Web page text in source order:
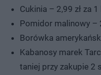
Cukinia – 2,99 zł za
Pomidor malinowy –
Borówka
Kabanosy marek
taniej przy zakupie 2